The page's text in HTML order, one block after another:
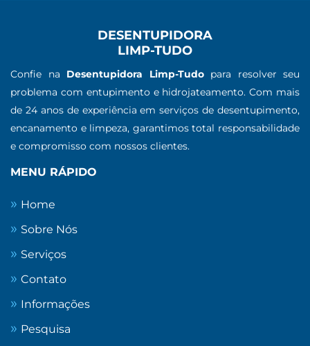
DESENTUPIDORA
LIMP-TUDO
Confie na Desentupidora Limp-Tudopara resolver seu
problema com entupimento e hidrojateamento. Com mais
de 24 anos de experiência em serviços de desentupimento,
encanamento e limpeza, garantimos total responsabilidade
e compromisso com nossos clientes.
MENU RÁPIDO
Home
Sobre Nós
Serviços
Contato
Informações
Pesquisa